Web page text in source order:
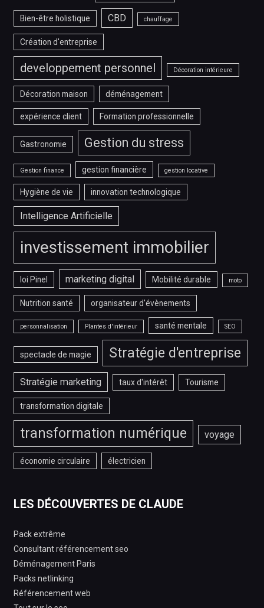
Bien-être holistique CBD chauffage
Création d'entreprise
developpement personnel Décoration intérieure
Décoration maison déménagement
expérience client Formation professionnelle
Gastronomie Gestion du stress
Gestion finance gestion financière gestion locative
Hygiène de vie innovation technologique
Intelligence Artificielle
investissement immobilier
loi Pinel marketing digital Mobilité durable moto
Nutrition santé organisateur d'évènements
personnalisation Plantes d'intérieur santé mentale SEO
spectacle de magie Stratégie d'entreprise
Stratégie marketing taux d'intérêt Tourisme
transformation digitale
transformation numérique voyage
économie circulaire électricien
LES DÉCOUVERTES DE CLAUDE
Pack extrême
Consultant référencement seo
Déménagement Paris
Packs netlinking
Référencement web